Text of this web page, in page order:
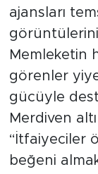
ajansları
görüntülerini
Memleketin
görenler
gücüyle
Merdiven
“İtfaiyeciler
beğeni